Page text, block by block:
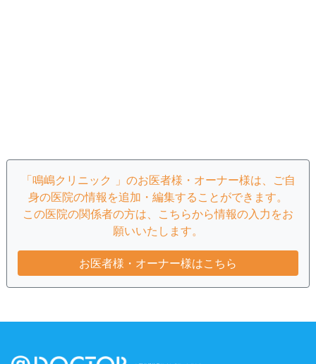
「鳴嶋クリニック 」のお医者様・オーナー様は、ご自
身の医院の情報を追加・編集することができます。
この医院の関係者の方は、こちらから情報の入力をお
願いいたします。
お医者様・オーナー様はこちら